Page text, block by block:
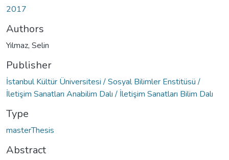
2017
Authors
Yılmaz, Selin
Publisher
İstanbul Kültür Üniversitesi / Sosyal Bilimler Enstitüsü /
İletişim Sanatları Anabilim Dalı / İletişim Sanatları Bilim Dalı
Type
masterThesis
Abstract